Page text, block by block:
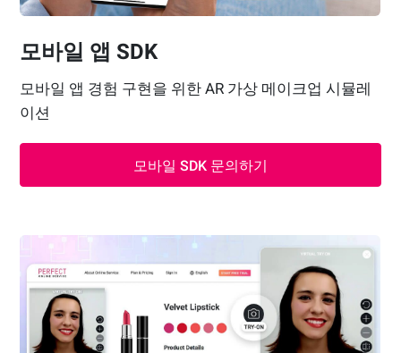
모바일 앱 SDK
모바일 앱 경험 구현을 위한 AR 가상 메이크업 시뮬레
이션
모바일 SDK 문의하기